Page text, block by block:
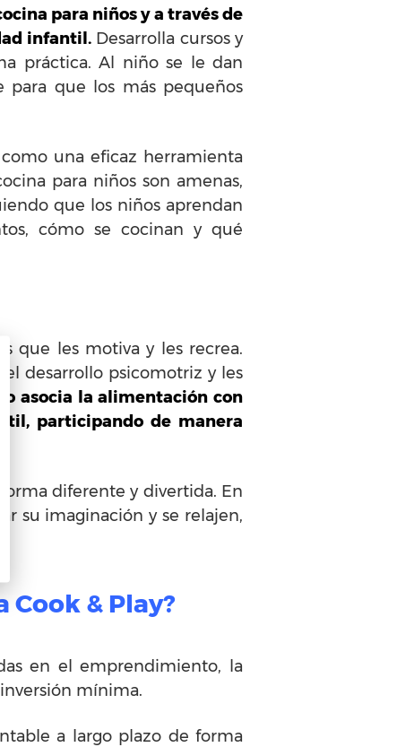
para niños y a través de
infantil.Desarrolla cursos y
práctica. Al niño se le dan
para que los más pequeños
una eficaz herramienta
para niños son amenas,
que los niños aprendan
cómo se cocinan y qué
que les motiva y les recrea.
desarrollo psicomotriz y les
asocia la alimentación con
participando de manera
diferente y divertida. En
su imaginación y se relajen,
& Play?
en el emprendimiento, la
mínima.
a largo plazo de forma